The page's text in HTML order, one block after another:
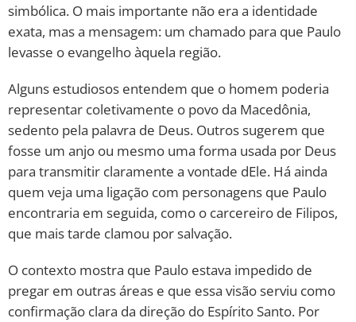
simbólica. O mais importante não era a identidade
exata, mas a mensagem: um chamado para que Paulo
levasse o evangelho àquela região.
Alguns estudiosos entendem que o homem poderia
representar coletivamente o povo da Macedônia,
sedento pela palavra de Deus. Outros sugerem que
fosse um anjo ou mesmo uma forma usada por Deus
para transmitir claramente a vontade dEle. Há ainda
quem veja uma ligação com personagens que Paulo
encontraria em seguida, como o carcereiro de Filipos,
que mais tarde clamou por salvação.
O contexto mostra que Paulo estava impedido de
pregar em outras áreas e que essa visão serviu como
confirmação clara da direção do Espírito Santo. Por